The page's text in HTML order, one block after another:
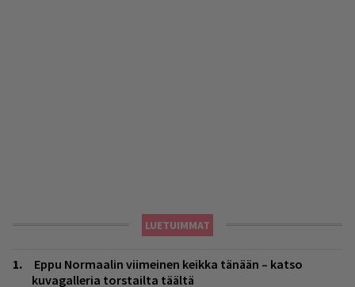
LUETUIMMAT
Eppu Normaalin viimeinen keikka tänään – katso
kuvagalleria torstailta täältä